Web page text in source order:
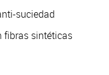
suciedad
sintéticas